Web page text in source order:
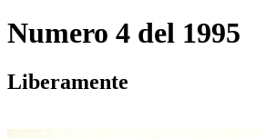
Numero 4 del 1995
Liberamente